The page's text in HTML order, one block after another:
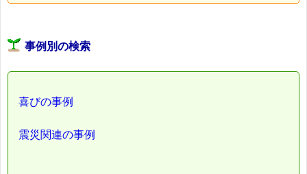
事例別の検索
喜びの事例
震災関連の事例